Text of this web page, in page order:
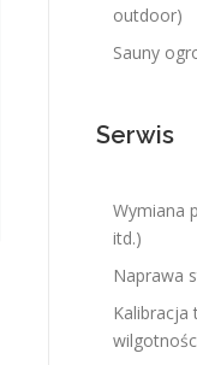
outdoor)
Sauny
Serwis
Wymiana
itd.)
Naprawa
Kalibracja